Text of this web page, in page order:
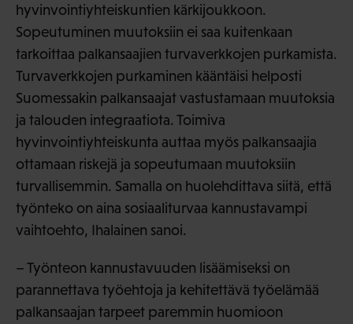
hyvinvointiyhteiskuntien kärkijoukkoon.
Sopeutuminen muutoksiin ei saa kuitenkaan
tarkoittaa palkansaajien turvaverkkojen purkamista.
Turvaverkkojen purkaminen kääntäisi helposti
Suomessakin palkansaajat vastustamaan muutoksia
ja talouden integraatiota. Toimiva
hyvinvointiyhteiskunta auttaa myös palkansaajia
ottamaan riskejä ja sopeutumaan muutoksiin
turvallisemmin. Samalla on huolehdittava siitä, että
työnteko on aina sosiaaliturvaa kannustavampi
vaihtoehto, Ihalainen sanoi.
– Työnteon kannustavuuden lisäämiseksi on
parannettava työehtoja ja kehitettävä työelämää
palkansaajan tarpeet paremmin huomioon